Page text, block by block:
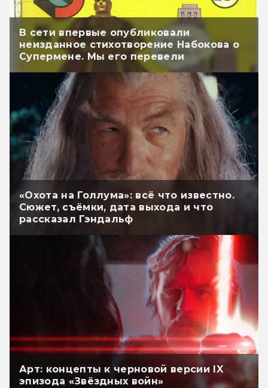
В сети впервые опубликовали
неизданное стихотворение Набокова о
Супермене. Мы его перевели
«Охота на Голлума»: всё что известно.
Сюжет, съёмки, дата выхода и что
рассказал Гэндальф
Арт: концепты к черновой версии IX
эпизода «Звёздных войн»